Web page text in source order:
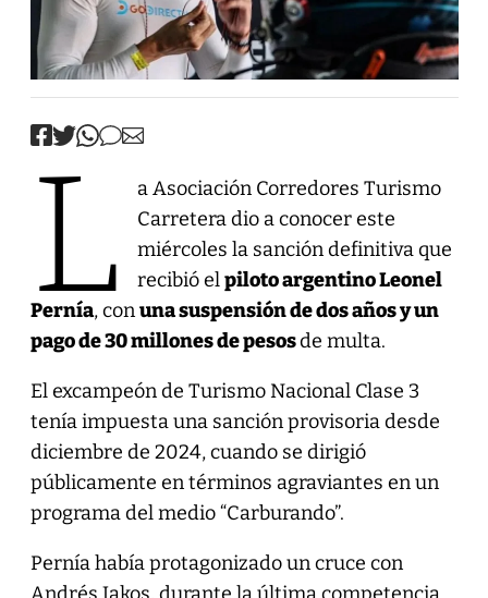
L
a Asociación Corredores Turismo
Carretera dio a conocer este
miércoles la sanción definitiva que
recibió elpiloto argentino Leonel
Pernía, conuna suspensión de dos años y un
pago de 30 millones de pesosde multa.
El excampeón de Turismo Nacional Clase 3
tenía impuesta una sanción provisoria desde
diciembre de 2024, cuando se dirigió
públicamente en términos agraviantes en un
programa del medio “Carburando”.
Pernía había protagonizado un cruce con
Andrés Jakos, durante la última competencia